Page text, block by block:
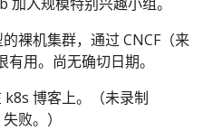
裸机集群，通过 CNCF（来
用。尚无确切日期。
博客上。（未录制
败。）